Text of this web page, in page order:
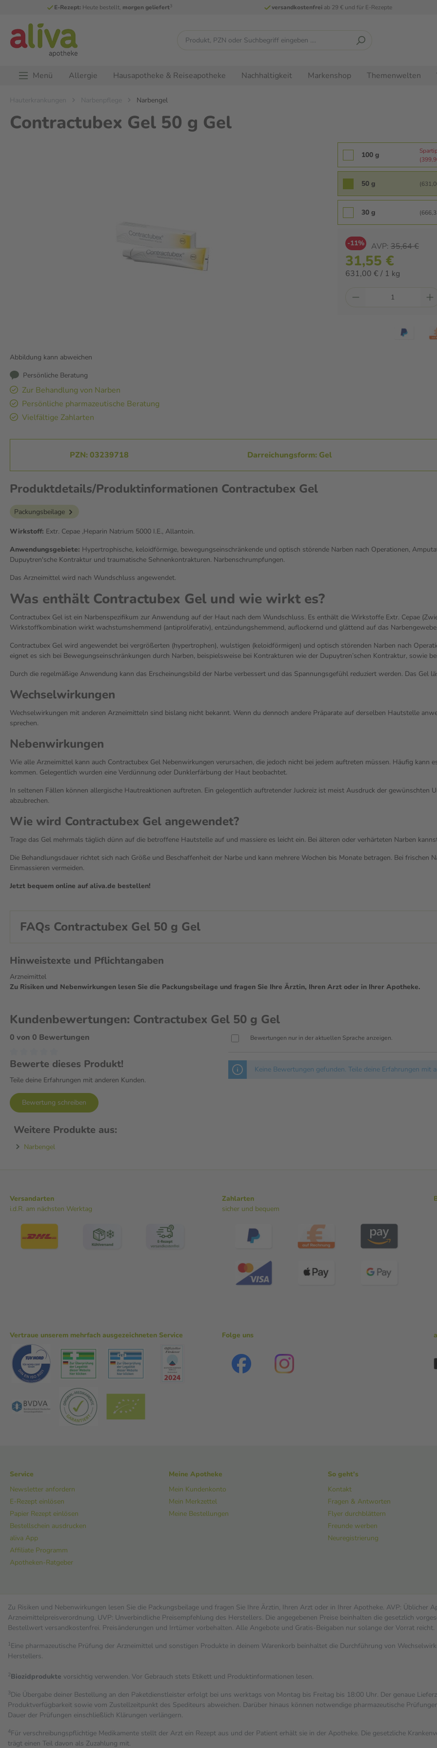
E-Rezept: Heute bestellt, morgen geliefert3 versandkostenfreiab 29 € und für E-Rezepte
Menü Allergie Hausapotheke & Reiseapotheke Nachhaltigkeit Markenshop Themenwelten
Hauterkrankungen Narbenpflege Narbengel
Contractubex Gel 50 g Gel
Abbildung kann abweichen
Persönliche Beratung
Zur Behandlung von Narben
Persönliche pharmazeutische Beratung
Vielfältige Zahlarten
100 g
50 g
30 g
-11% AVP: 35,64 €
31,55 €
631,00 € / 1 kg
PZN: 03239718 Darreichungsform: Gel
Produktdetails/Produktinformationen Contractubex Gel
Packungsbeilage
Wirkstoff: Extr. Cepae ,Heparin Natrium 5000 I.E., Allantoin.
Anwendungsgebiete: Hypertrophische, keloidförmige, bewegungseinschränkende und optisch störende Narben nach Operationen,
Dupuytren'sche Kontraktur und traumatische Sehnenkontrakturen. Narbenschrumpfungen.
Das Arzneimittel wird nach Wundschluss angewendet.
Was enthält Contractubex Gel und wie wirkt es?
Contractubex Gel ist ein Narbenspezifikum zur Anwendung auf der Haut nach dem Wundschluss. Es enthält die Wirkstoffe Extr. Cepae
Wirkstoffkombination wirkt wachstumshemmend (antiproliferativ), entzündungshemmend, auflockernd und glättend auf das Narbengewebe.
Contractubex Gel wird angewendet bei vergrößerten (hypertrophen), wulstigen (keloidförmigen) und optisch störenden Narben nach
eignet es sich bei Bewegungseinschränkungen durch Narben, beispielsweise bei Kontrakturen wie der Dupuytren’schen Kontraktur, sowie
Durch die regelmäßige Anwendung kann das Erscheinungsbild der Narbe verbessert und das Spannungsgefühl reduziert werden. Das Gel
Wechselwirkungen
Wechselwirkungen mit anderen Arzneimitteln sind bislang nicht bekannt. Wenn du dennoch andere Präparate auf derselben Hautstelle
sprechen.
Nebenwirkungen
Wie alle Arzneimittel kann auch Contractubex Gel Nebenwirkungen verursachen, die jedoch nicht bei jedem auftreten müssen. Häufig kann
kommen. Gelegentlich wurden eine Verdünnung oder Dunklerfärbung der Haut beobachtet.
In seltenen Fällen können allergische Hautreaktionen auftreten. Ein gelegentlich auftretender Juckreiz ist meist Ausdruck der gewünschten
abzubrechen.
Wie wird Contractubex Gel angewendet?
Trage das Gel mehrmals täglich dünn auf die betroffene Hautstelle auf und massiere es leicht ein. Bei älteren oder verhärteten Narben
Die Behandlungsdauer richtet sich nach Größe und Beschaffenheit der Narbe und kann mehrere Wochen bis Monate betragen. Bei
Einmassieren vermeiden.
Jetzt bequem online auf aliva.de bestellen!
FAQs Contractubex Gel 50 g Gel
Hinweistexte und Pflichtangaben
Arzneimittel
Zu Risiken und Nebenwirkungen lesen Sie die Packungsbeilage und fragen Sie Ihre Ärztin, Ihren Arzt oder in Ihrer Apotheke.
Kundenbewertungen: Contractubex Gel 50 g Gel
0 von 0 Bewertungen
Bewerte dieses Produkt!
Teile deine Erfahrungen mit anderen Kunden.
Bewertung schreiben
Bewertungen nur in der aktuellen Sprache anzeigen.
Keine Bewertungen gefunden. Teile deine Erfahrungen mit
Weitere Produkte aus:
Narbengel
Versandarten
i.d.R. am nächsten Werktag
Zahlarten
sicher und bequem
Vertraue unserem mehrfach ausgezeichneten Service Folge uns
Service
Newsletter anfordern
E-Rezept einlösen
Papier Rezept einlösen
Bestellschein ausdrucken
aliva App
Affiliate Programm
Apotheken-Ratgeber
Meine Apotheke
Mein Kundenkonto
Mein Merkzettel
Meine Bestellungen
So geht's
Kontakt
Fragen & Antworten
Flyer durchblättern
Freunde werben
Neuregistrierung
Zu Risiken und Nebenwirkungen lesen Sie die Packungsbeilage und fragen Sie Ihre Ärztin, Ihren Arzt oder in Ihrer Apotheke. AVP: Üblicher
Arzneimittelpreisverordnung. UVP: Unverbindliche Preisempfehlung des Herstellers. Die angegebenen Preise beinhalten die gesetzlich
Bestell­wert versand­kosten­frei. Preisänderungen und Irrtümer vorbehalten. Alle Angebote und Gratis-Beigaben nur solange der Vorrat reicht.
1Eine pharmazeutische Prüfung der Arzneimittel und sonstigen Produkte in deinem Warenkorb beinhaltet die Durchführung von
Herstellers.
2Biozidprodukte vorsichtig verwenden. Vor Gebrauch stets Etikett und Produktinformationen lesen.
3Die Übergabe deiner Bestellung an den Paketdienstleister erfolgt bei uns werktags von Montag bis Freitag bis 18:00 Uhr. Der genaue
Produktverfügbarkeit sowie vom Zustellzeitpunkt des Spediteurs abweichen. Darüber hinaus können notwendige pharmazeutische
Dauer der Prüfungen einschließlich Klärungen verlängern.
4Für verschreibungspflichtige Medikamente stellt der Arzt ein Rezept aus und der Patient erhält sie in der Apotheke. Die gesetzliche
trägt einen Teil davon als Zuzahlung mit.